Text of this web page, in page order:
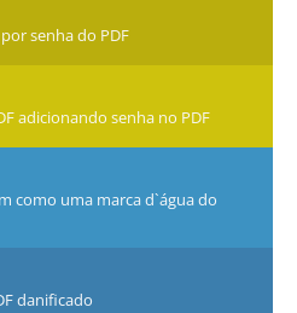
senha do PDF
adicionando senha no PDF
como uma marca d`água do
danificado